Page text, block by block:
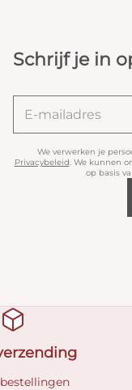
Schrijf je in
We verwerken je
Privacybeleid. We kunnen
op basis